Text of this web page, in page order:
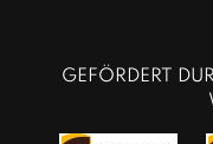
GEFÖRDERT